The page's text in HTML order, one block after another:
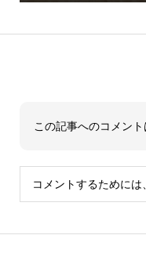
この記事へのコメント
コメントするためには